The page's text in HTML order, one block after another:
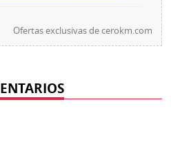
Ofertas exclusivas decerokm.com